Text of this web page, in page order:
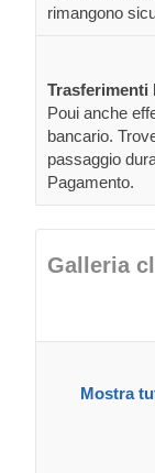
rimangono
Trasferimenti
Poui anche
bancario.
passaggio
Pagamento.
Galleria
Mostra